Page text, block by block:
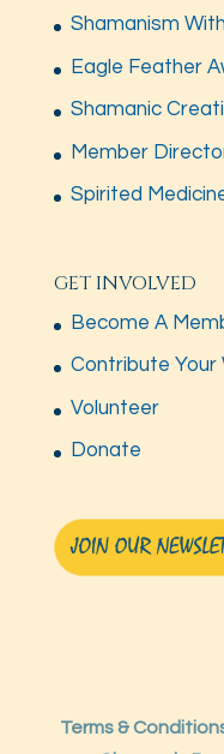
Shamanism
Eagle Feather
Shamanic
Member
Spirited
GET INVOLVED
Become A
Contribute Your
Volunteer
Donate
Terms &